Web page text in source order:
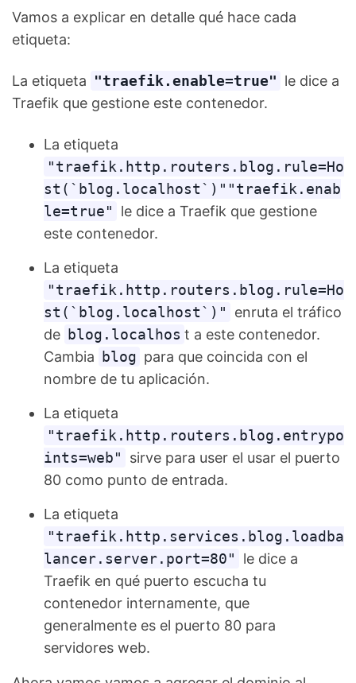
Vamos a explicar en detalle qué hace cada
etiqueta:
La etiqueta "traefik.enable=true" le dice a
Traefik que gestione este contenedor.
La etiqueta
"traefik.http.routers.blog.rule=Ho
st(`blog.localhost`)""traefik.enab
le=true"
le dice a Traefik que gestione
este contenedor.
La etiqueta
"traefik.http.routers.blog.rule=Ho
st(`blog.localhost`)"
enruta el tráfico
de blog.localhos t a este contenedor.
Cambia blog para que coincida con el
nombre de tu aplicación.
La etiqueta
"traefik.http.routers.blog.entrypo
ints=web"
sirve para user el usar el puerto
80 como punto de entrada.
La etiqueta
"traefik.http.services.blog.loadba
lancer.server.port=80"
le dice a
Traefik en qué puerto escucha tu
contenedor internamente, que
generalmente es el puerto 80 para
servidores web.